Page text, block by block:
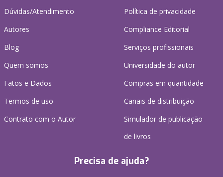
Dúvidas/Atendimento
Autores
Blog
Quem somos
Fatos e Dados
Termos de uso
Contrato com o Autor
Política de privacidade
Compliance Editorial
Serviços profissionais
Universidade do autor
Compras em quantidade
Canais de distribuição
Simulador de publicação
de livros
Precisa de ajuda?